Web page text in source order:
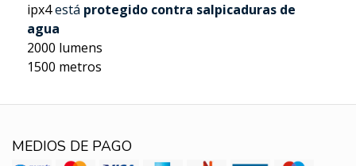
ipx4está protegido contra salpicaduras de
agua
2000 lumens
1500 metros
MEDIOS DE PAGO